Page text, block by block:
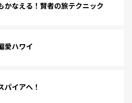
かなえる！賢者の旅テクニック
愛ハワイ
パイアへ！